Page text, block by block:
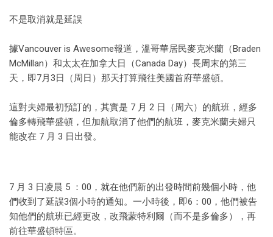
不是取消就是延誤
據Vancouver is Awesome報道，溫哥華居民麥克米蘭（Braden
McMillan）和太太在加拿大日（Canada Day）長周末的第三
天，即7月3日（周日）那天打算飛往美國首府華盛頓。
這對夫婦最初預訂的，其實是 7 月 2 日（周六）的航班，經多
倫多轉飛華盛頓，但加航取消了他們的航班，麥克米蘭夫婦只
能改在 7 月 3 日出發。
7 月 3 日凌晨 5 ：00，就在他們新的出發時間前幾個小時，他
們收到了延誤3個小時的通知。一小時後，即6：00，他們被告
知他們的航班已經更改，改飛蒙特利爾（而不是多倫多），再
前往華盛頓特區。